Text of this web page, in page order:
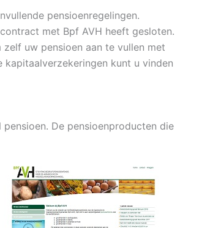
pensioenregelingen.
met Bpf AVH heeft gesloten.
uw pensioen aan te vullen met
kunt u vinden
De pensioenproducten die